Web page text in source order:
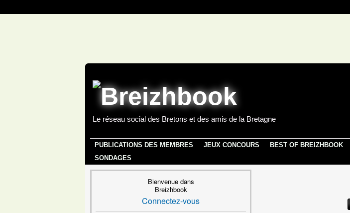
Le réseau social des Bretons et des amis de la Bretagne
PUBLICATIONS DES MEMBRES JEUX CONCOURS BEST OF BREIZHBOOK
SONDAGES
Bienvenue dans
Breizhbook
Connectez-vous